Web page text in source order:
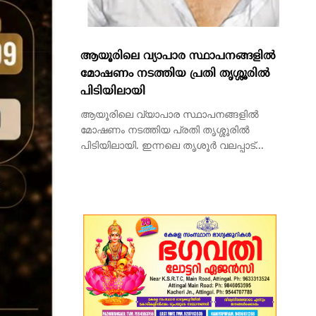
പിടിയിലായി
മോഷണം നടത്തിയ പ്രതി തൃശ്ശൂരിൽ
പിടിയിലായി. ഇന്നലെ തൃശൂർ വലപ്പാട്...